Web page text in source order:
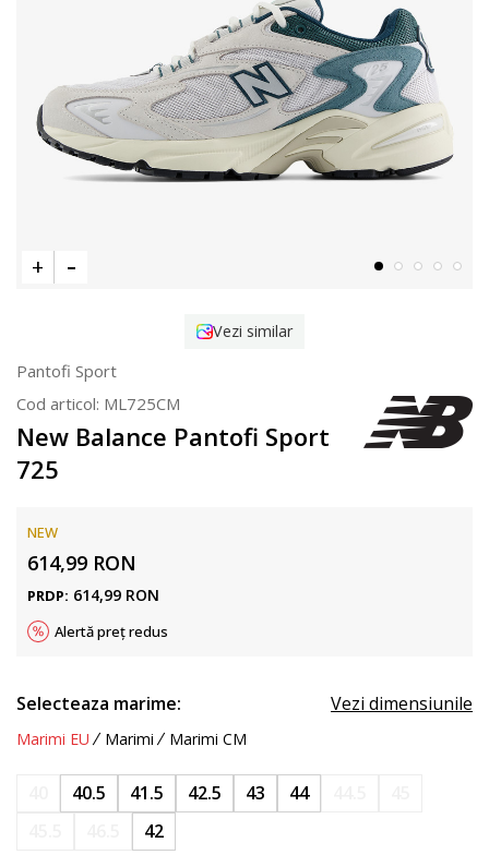
Vezi similar
Pantofi Sport
Cod articol: ML725CM
New Balance Pantofi Sport
725
NEW
614,99 RON
PRDP: 614,99 RON
Alertă preț redus
Selecteaza marime: Vezi dimensiunile
Marimi EU Marimi Marimi CM
40.5 41.5 42.5 43 44
42